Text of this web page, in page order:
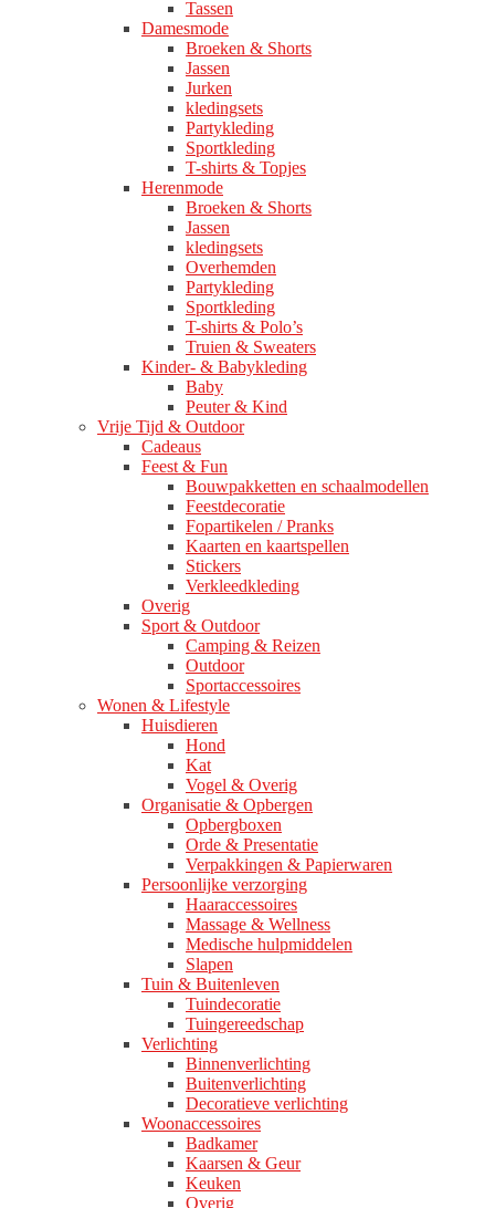
Tassen
Damesmode
Broeken & Shorts
Jassen
Jurken
kledingsets
Partykleding
Sportkleding
T-shirts & Topjes
Herenmode
Broeken & Shorts
Jassen
kledingsets
Overhemden
Partykleding
Sportkleding
T-shirts & Polo’s
Truien & Sweaters
Kinder- & Babykleding
Baby
Peuter & Kind
Vrije Tijd & Outdoor
Cadeaus
Feest & Fun
Bouwpakketten en schaalmodellen
Feestdecoratie
Fopartikelen / Pranks
Kaarten en kaartspellen
Stickers
Verkleedkleding
Overig
Sport & Outdoor
Camping & Reizen
Outdoor
Sportaccessoires
Wonen & Lifestyle
Huisdieren
Hond
Kat
Vogel & Overig
Organisatie & Opbergen
Opbergboxen
Orde & Presentatie
Verpakkingen & Papierwaren
Persoonlijke verzorging
Haaraccessoires
Massage & Wellness
Medische hulpmiddelen
Slapen
Tuin & Buitenleven
Tuindecoratie
Tuingereedschap
Verlichting
Binnenverlichting
Buitenverlichting
Decoratieve verlichting
Woonaccessoires
Badkamer
Kaarsen & Geur
Keuken
Overig